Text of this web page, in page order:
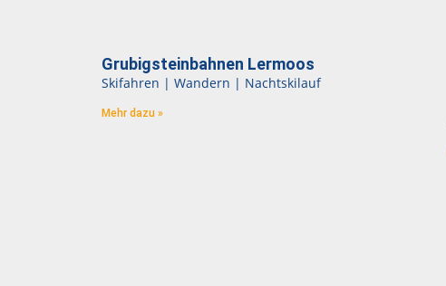
Grubigsteinbahnen Lermoos
Skifahren | Wandern | Nachtskilauf
Mehr dazu »